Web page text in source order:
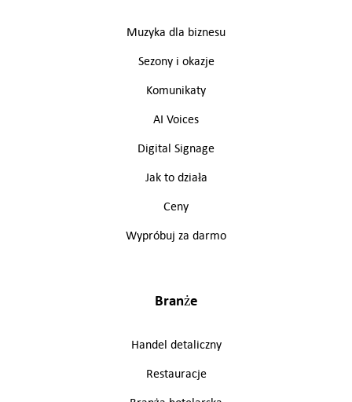
Muzyka dla biznesu
Sezony i okazje
Komunikaty
AI Voices
Digital Signage
Jak to działa
Ceny
Wypróbuj za darmo
Branże
Handel detaliczny
Restauracje